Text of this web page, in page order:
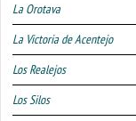
La Orotava
La Victoria de Acentejo
Los Realejos
Los Silos